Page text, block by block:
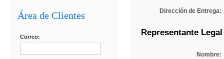
Área de Clientes
Correo:
Dirección de Entrega:
Representante Legal
Nombre: